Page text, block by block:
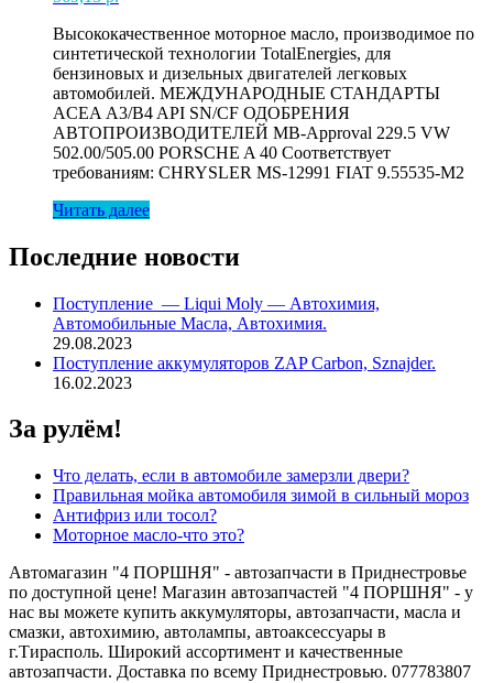
Высококачественное моторное масло, производимое по
синтетической технологии TotalEnergies, для
бензиновых и дизельных двигателей легковых
автомобилей. МЕЖДУНАРОДНЫЕ СТАНДАРТЫ
ACEA А3/B4 API SN/CF ОДОБРЕНИЯ
АВТОПРОИЗВОДИТЕЛЕЙ MB-Approval 229.5 VW
502.00/505.00 PORSCHE A 40 Соответствует
требованиям: CHRYSLER MS-12991 FIAT 9.55535-M2
Читать далее
Последние новости
Поступление — Liqui Moly — Автохимия,
Автомобильные Масла, Автохимия.
29.08.2023
Поступление аккумуляторов ZAP Carbon, Sznajder.
16.02.2023
За рулём!
Что делать, если в автомобиле замерзли двери?
Правильная мойка автомобиля зимой в сильный мороз
Антифриз или тосол?
Моторное масло-что это?
Автомагазин "4 ПОРШНЯ" - автозапчасти в Приднестровье
по доступной цене! Магазин автозапчастей "4 ПОРШНЯ" - у
нас вы можете купить аккумуляторы, автозапчасти, масла и
смазки, автохимию, автолампы, автоаксессуары в
г.Тирасполь. Широкий ассортимент и качественные
автозапчасти. Доставка по всему Приднестровью. 077783807